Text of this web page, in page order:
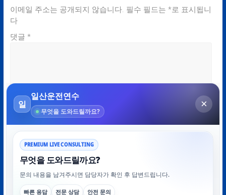
이메일 주소는 공개되지 않습니다. 필수 필드는 *로 표시됩니
다
댓글 *
이름*